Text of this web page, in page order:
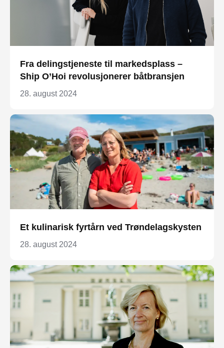
Fra delingstjeneste til markedsplass –
Ship O’Hoi revolusjonerer båtbransjen
28. august 2024
Et kulinarisk fyrtårn ved Trøndelagskysten
28. august 2024